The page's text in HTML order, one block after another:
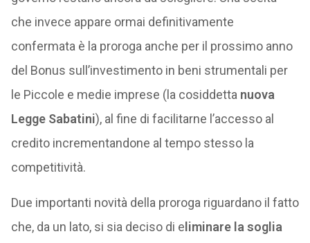
che invece appare ormai definitivamente
confermata è la proroga anche per il prossimo anno
del Bonus sull’investimento in beni strumentali per
le Piccole e medie imprese (la cosiddetta nuova
Legge Sabatini), al fine di facilitarne l’accesso al
credito incrementandone al tempo stesso la
competitività.
Due importanti novità della proroga riguardano il fatto
che, da un lato, si sia deciso di e liminare la soglia